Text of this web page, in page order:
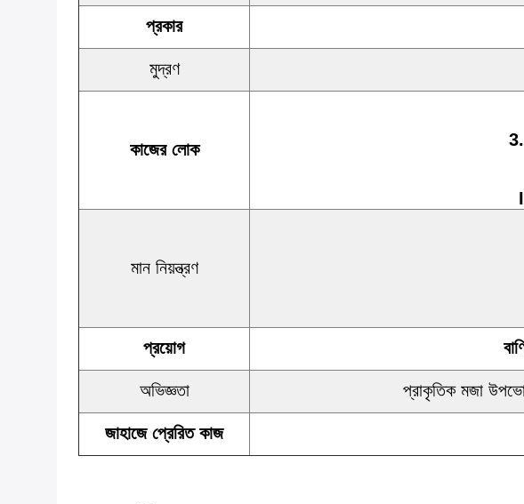
প্রকার
মুদ্রণ
কাজের লোক
মান নিয়ন্ত্রণ
প্রয়োগ
অভিজ্ঞতা প্রাকৃতিক মজা
জাহাজে প্রেরিত কাজ